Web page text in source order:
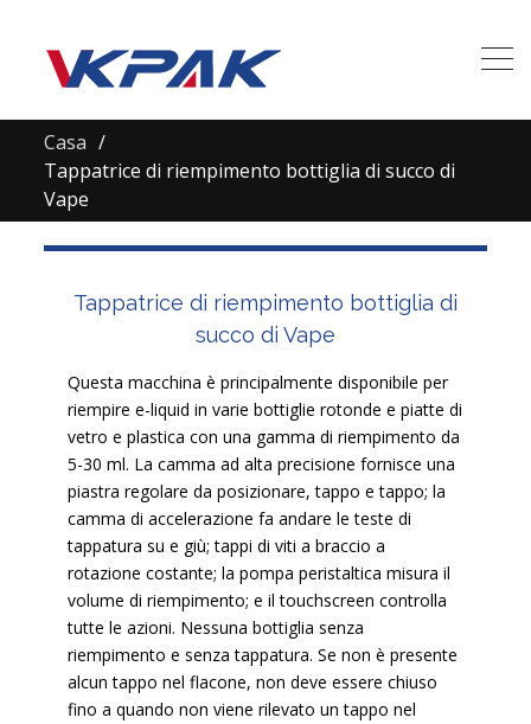
Casa
Tappatrice di riempimento bottiglia di succo di
Vape
Tappatrice di riempimento bottiglia di
succo di Vape
Questa macchina è principalmente disponibile per
riempire e-liquid in varie bottiglie rotonde e piatte di
vetro e plastica con una gamma di riempimento da
5-30 ml. La camma ad alta precisione fornisce una
piastra regolare da posizionare, tappo e tappo; la
camma di accelerazione fa andare le teste di
tappatura su e giù; tappi di viti a braccio a
rotazione costante; la pompa peristaltica misura il
volume di riempimento; e il touchscreen controlla
tutte le azioni. Nessuna bottiglia senza
riempimento e senza tappatura. Se non è presente
alcun tappo nel flacone, non deve essere chiuso
fino a quando non viene rilevato un tappo nel